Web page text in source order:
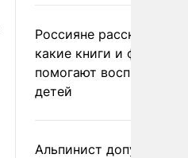
Россияне рассказали,
какие книги и фильмы
помогают воспитывать
детей
Альпинист допустил